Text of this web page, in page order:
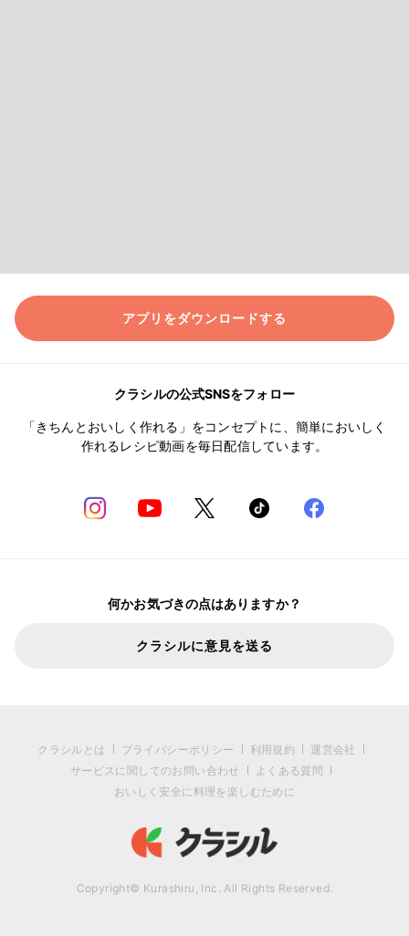
アプリをダウンロードする
クラシルの公式SNSをフォロー
「きちんとおいしく作れる」をコンセプトに、簡単においしく
作れるレシピ動画を毎日配信しています。
何かお気づきの点はありますか？
クラシルに意見を送る
クラシルとは プライバシーポリシー 利用規約
運営会社
サービスに関してのお問い合わせ
よくある質問
おいしく安全に料理を楽しむために
Copyright© Kurashiru, Inc. All Rights Reserved.